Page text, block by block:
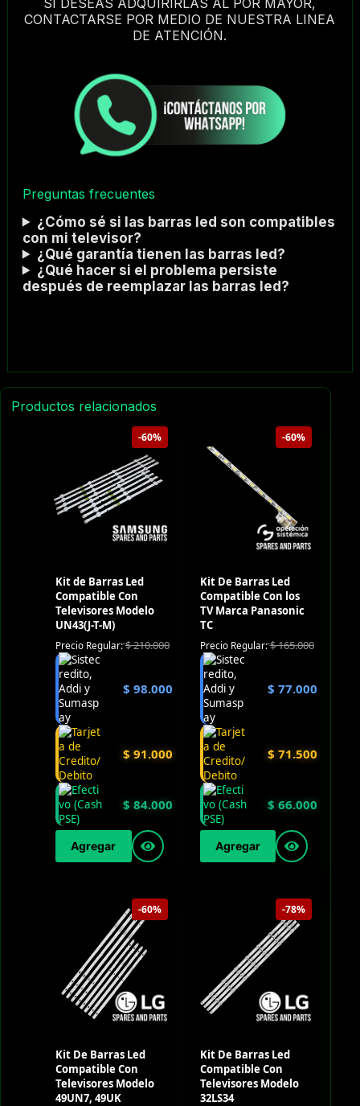
CONTACTARSE POR MEDIO DE NUESTRA LINEA
DE ATENCIÓN.
Preguntas frecuentes
¿Cómo sé si las barras led son compatibles
con mi televisor?
¿Qué garantía tienen las barras led?
¿Qué hacer si el problema persiste
después de reemplazar las barras led?
Productos relacionados
-60%
Kit de Barras Led
Compatible Con
Televisores Modelo
UN43(J-T-M)
Precio Regular:$210.000
$ 98.000
$ 91.000
$ 84.000
Agregar
-60%
Kit De Barras Led
Compatible Con los
TV Marca Panasonic
TC
Precio Regular:$165.000
$ 77.000
$ 71.500
$ 66.000
Agregar
-60%
Kit De Barras Led
Compatible Con
Televisores Modelo
49UN7, 49UK
-78%
Kit De Barras Led
Compatible Con
Televisores Modelo
32LS34